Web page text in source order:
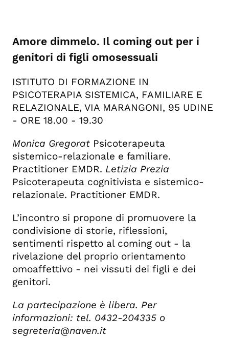
Amore dimmelo. Il coming out per i
genitori di figli omosessuali
ISTITUTO DI FORMAZIONE IN
PSICOTERAPIA SISTEMICA, FAMILIARE E
RELAZIONALE, VIA MARANGONI, 95 UDINE
- ORE 18.00 - 19.30
Monica Gregorat Psicoterapeuta
sistemico-relazionale e familiare.
Practitioner EMDR. Letizia Prezia
Psicoterapeuta cognitivista e sistemico-
relazionale. Practitioner EMDR.
L’incontro si propone di promuovere la
condivisione di storie, riflessioni,
sentimenti rispetto al coming out - la
rivelazione del proprio orientamento
omoaffettivo - nei vissuti dei figli e dei
genitori.
La partecipazione è libera. Per
informazioni: tel. 0432-204335 o
segreteria@naven.it